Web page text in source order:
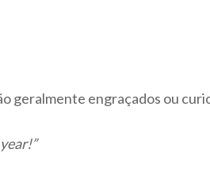
geralmente engraçados ou